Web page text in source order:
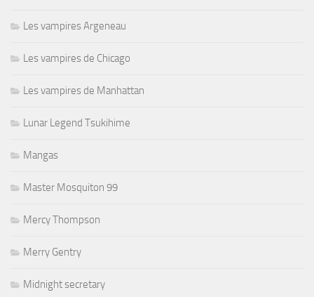
Les vampires Argeneau
Les vampires de Chicago
Les vampires de Manhattan
Lunar Legend Tsukihime
Mangas
Master Mosquiton 99
Mercy Thompson
Merry Gentry
Midnight secretary